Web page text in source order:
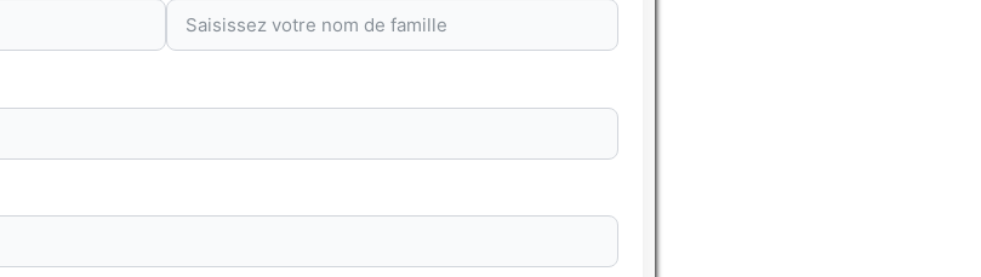
et les repères clés à maîtriser pour progresser avec